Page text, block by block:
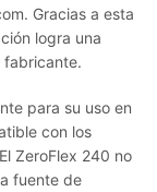
Gracias a esta
logra una
fabricante.
para su uso en
con los
ZeroFlex 240 no
fuente de